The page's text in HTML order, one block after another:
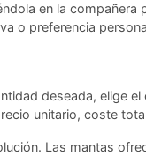
en la
o preferencia
deseada, elige
unitario, coste
Las mantas